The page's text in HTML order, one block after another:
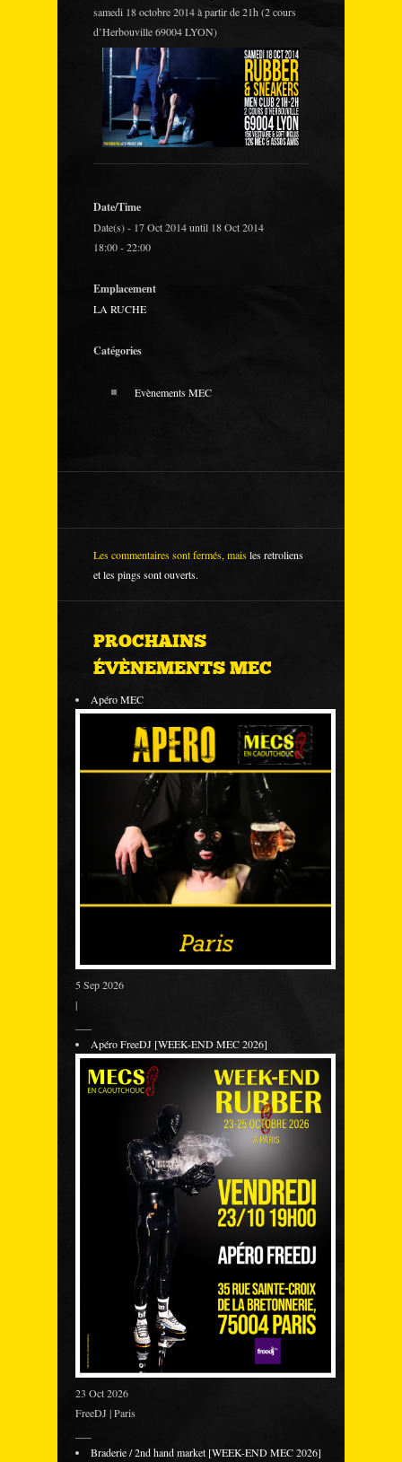
samedi 18 octobre 2014 à partir de 21h (2 cours
d’Herbouville 69004 LYON)
Date/Time
Date(s) - 17 Oct 2014 until 18 Oct 2014
18:00 - 22:00
Emplacement
LA RUCHE
Catégories
Evènements MEC
Les commentaires sont fermés, maisles retroliens
et les pings sont ouverts.
PROCHAINS
ÉVÈNEMENTS MEC
Apéro MEC
5 Sep 2026
|
Apéro FreeDJ [WEEK-END MEC 2026]
23 Oct 2026
FreeDJ | Paris
Braderie / 2nd hand market [WEEK-END MEC 2026]